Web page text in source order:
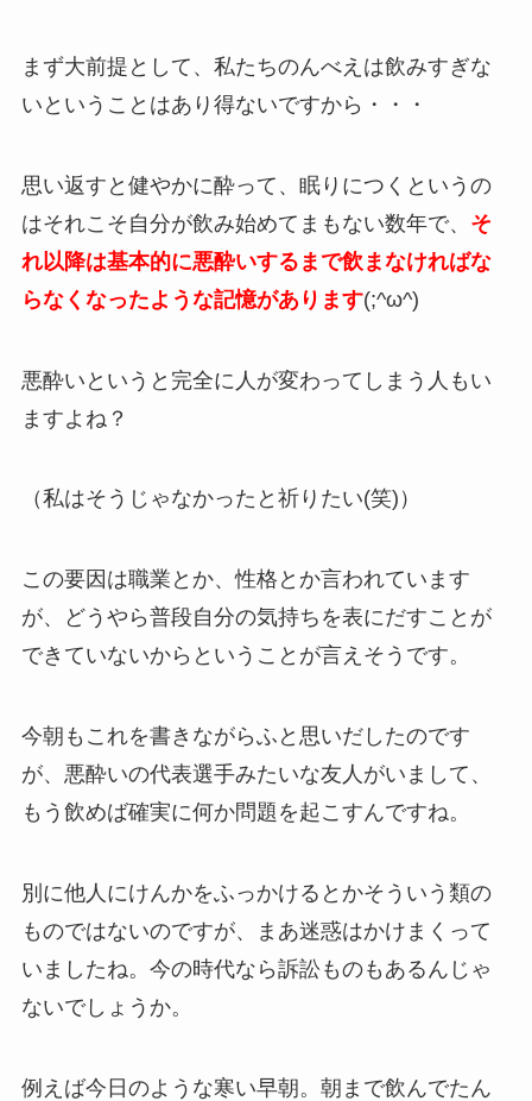
まず大前提として、私たちのんべえは飲みすぎな
いということはあり得ないですから・・・
思い返すと健やかに酔って、眠りにつくというの
はそれこそ自分が飲み始めてまもない数年で、 そ
れ以降は基本的に悪酔いするまで飲まなければな
らなくなったような記憶があります(;^ω^)
悪酔いというと完全に人が変わってしまう人もい
ますよね？
（私はそうじゃなかったと祈りたい(笑)）
この要因は職業とか、性格とか言われています
が、どうやら普段自分の気持ちを表にだすことが
できていないからということが言えそうです。
今朝もこれを書きながらふと思いだしたのです
が、悪酔いの代表選手みたいな友人がいまして、
もう飲めば確実に何か問題を起こすんですね。
別に他人にけんかをふっかけるとかそういう類の
ものではないのですが、まあ迷惑はかけまくって
いましたね。今の時代なら訴訟ものもあるんじゃ
ないでしょうか。
例えば今日のような寒い早朝。朝まで飲んでたん